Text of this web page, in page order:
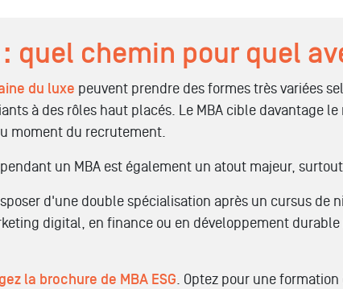
quel chemin pour quel
du luxe peuvent prendre des formes très variées
à des rôles haut placés. Le MBA cible davantage
moment du recrutement.
un MBA est également un atout majeur,
d'une double spécialisation après un cursus de
digital, en finance ou en développement
la brochure de MBA ESG. Optez pour une